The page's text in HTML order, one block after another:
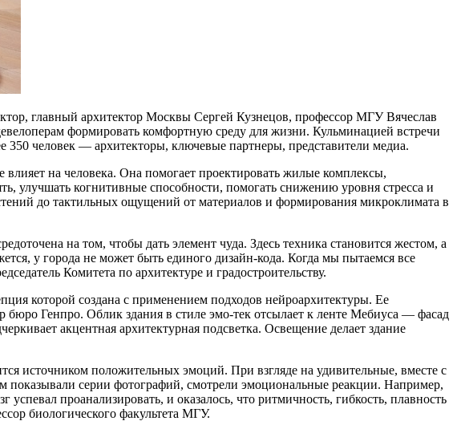
главный архитектор Москвы Сергей Кузнецов, профессор МГУ Вячеслав
формировать комфортную среду для жизни. Кульминацией встречи
человек — архитекторы, ключевые партнеры, представители медиа.
на человека. Она помогает проектировать жилые комплексы,
улучшать когнитивные способности, помогать снижению уровня стресса и
до тактильных ощущений от материалов и формирования микроклимата в
на том, чтобы дать элемент чуда. Здесь техника становится жестом, а
у города не может быть единого дизайн-кода. Когда мы пытаемся все
Комитета по архитектуре и градостроительству.
которой создана с применением подходов нейроархитектуры. Ее
Генпро. Облик здания в стиле эмо-тек отсылает к ленте Мебиуса — фасад
акцентная архитектурная подсветка. Освещение делает здание
источником положительных эмоций. При взгляде на удивительные, вместе с
серии фотографий, смотрели эмоциональные реакции. Например,
проанализировать, и оказалось, что ритмичность, гибкость, плавность
биологического факультета МГУ.